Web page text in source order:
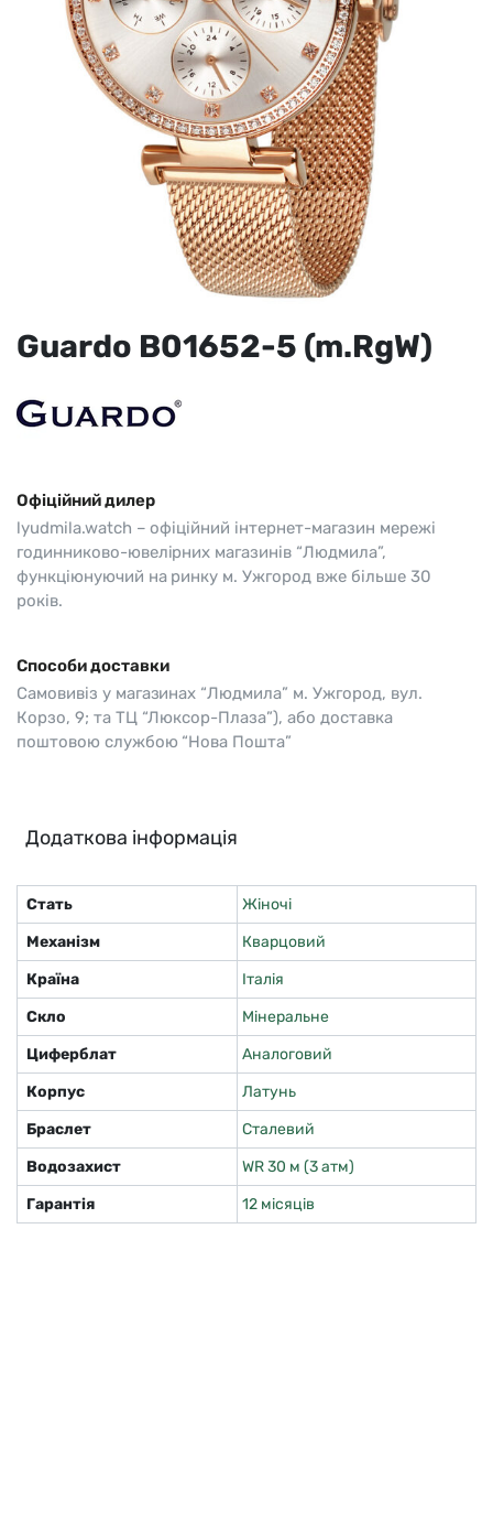
Guardo B01652-5 (m.RgW)
Офіційний дилер
lyudmila.watch – офіційний інтернет-магазин мережі
годинниково-ювелірних магазинів “Людмила”,
функціюнуючий на ринку м. Ужгород вже більше 30
років.
Способи доставки
Самовивіз у магазинах “Людмила” м. Ужгород, вул.
Корзо, 9; та ТЦ “Люксор-Плаза”), або доставка
поштовою службою “Нова Пошта”
Додаткова інформація
Стать
Жіночі
Механізм
Кварцовий
Країна
Італія
Скло
Мінеральне
Циферблат
Аналоговий
Корпус
Латунь
Браслет
Сталевий
Водозахист
WR 30 м (3 атм)
Гарантія
12 місяців